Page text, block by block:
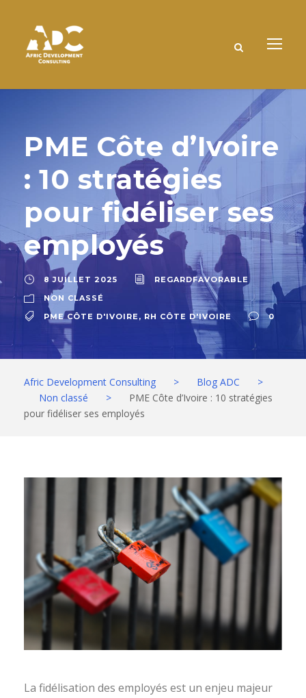
PME Côte d’Ivoire
: 10 stratégies
pour fidéliser ses
employés
8 JUILLET 2025
REGARDFAVORABLE
NON CLASSÉ
PME CÔTE D'IVOIRE, RH CÔTE D'IVOIRE 0
Afric Development Consulting > Blog ADC
>
Non classé
>
PME Côte d’Ivoire : 10 stratégies
pour fidéliser ses employés
La fidélisation des employés est un enjeu majeur